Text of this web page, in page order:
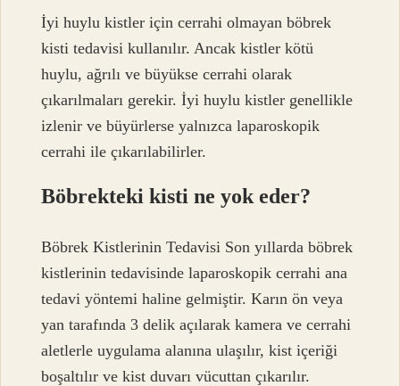
İyi huylu kistler için cerrahi olmayan böbrek
kisti tedavisi kullanılır. Ancak kistler kötü
huylu, ağrılı ve büyükse cerrahi olarak
çıkarılmaları gerekir. İyi huylu kistler genellikle
izlenir ve büyürlerse yalnızca laparoskopik
cerrahi ile çıkarılabilirler.
Böbrekteki kisti ne yok eder?
Böbrek Kistlerinin Tedavisi Son yıllarda böbrek
kistlerinin tedavisinde laparoskopik cerrahi ana
tedavi yöntemi haline gelmiştir. Karın ön veya
yan tarafında 3 delik açılarak kamera ve cerrahi
aletlerle uygulama alanına ulaşılır, kist içeriği
boşaltılır ve kist duvarı vücuttan çıkarılır.